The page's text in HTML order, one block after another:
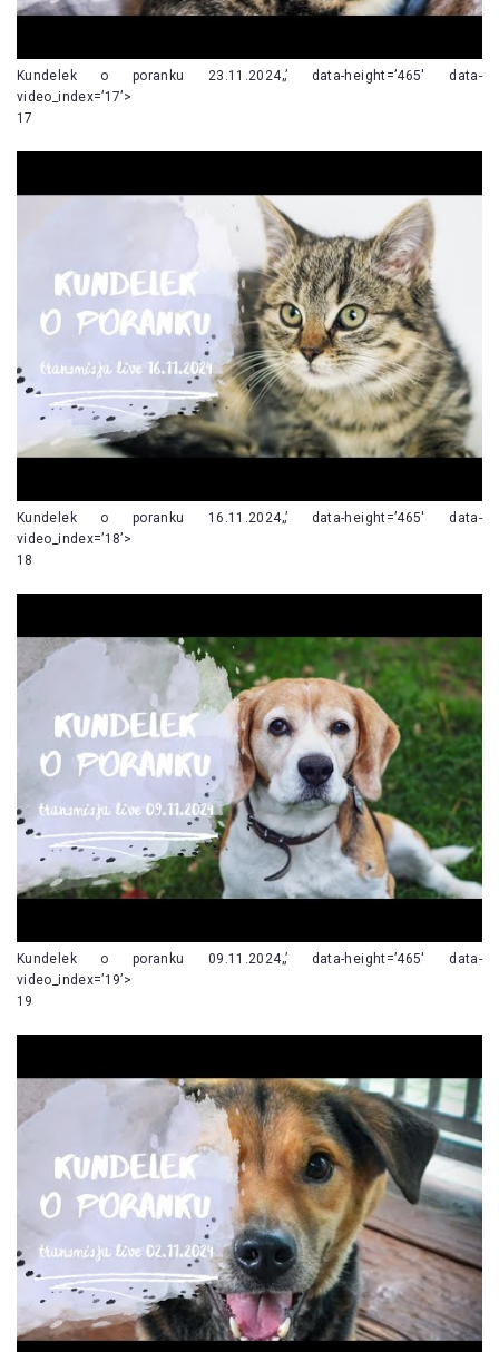
Kundelek o poranku 23.11.2024„’ data-height=’465′ data-
video_index=’17’>
17
Kundelek o poranku 16.11.2024„’ data-height=’465′ data-
video_index=’18’>
18
Kundelek o poranku 09.11.2024„’ data-height=’465′ data-
video_index=’19’>
19